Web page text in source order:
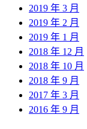
2019 年 3 月
2019 年 2 月
2019 年 1 月
2018 年 12 月
2018 年 10 月
2018 年 9 月
2017 年 3 月
2016 年 9 月